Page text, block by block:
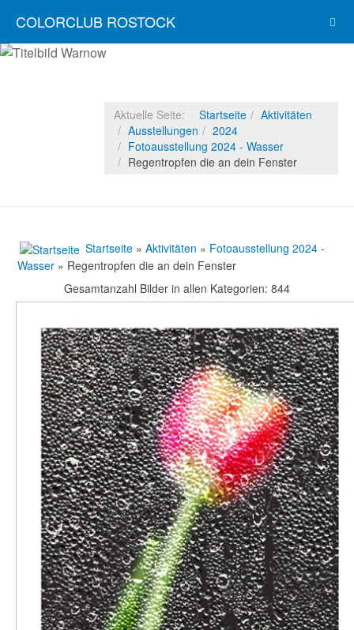
COLORCLUB ROSTOCK
Aktuelle Seite: Startseite
Aktivitäten
Ausstellungen
2024
Fotoausstellung 2024 - Wasser
Regentropfen die an dein Fenster
Startseite » Aktivitäten » Fotoausstellung 2024 -
Wasser » Regentropfen die an dein Fenster
Gesamtanzahl Bilder in allen Kategorien: 844